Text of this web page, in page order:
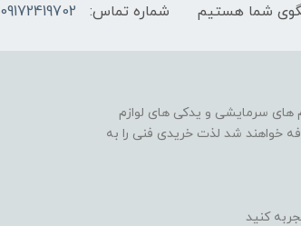
شماره تماس: 09172419702
های سرمایشی و یدکی های لوازم
خواهند شد لذت خریدی فنی را به
کنید